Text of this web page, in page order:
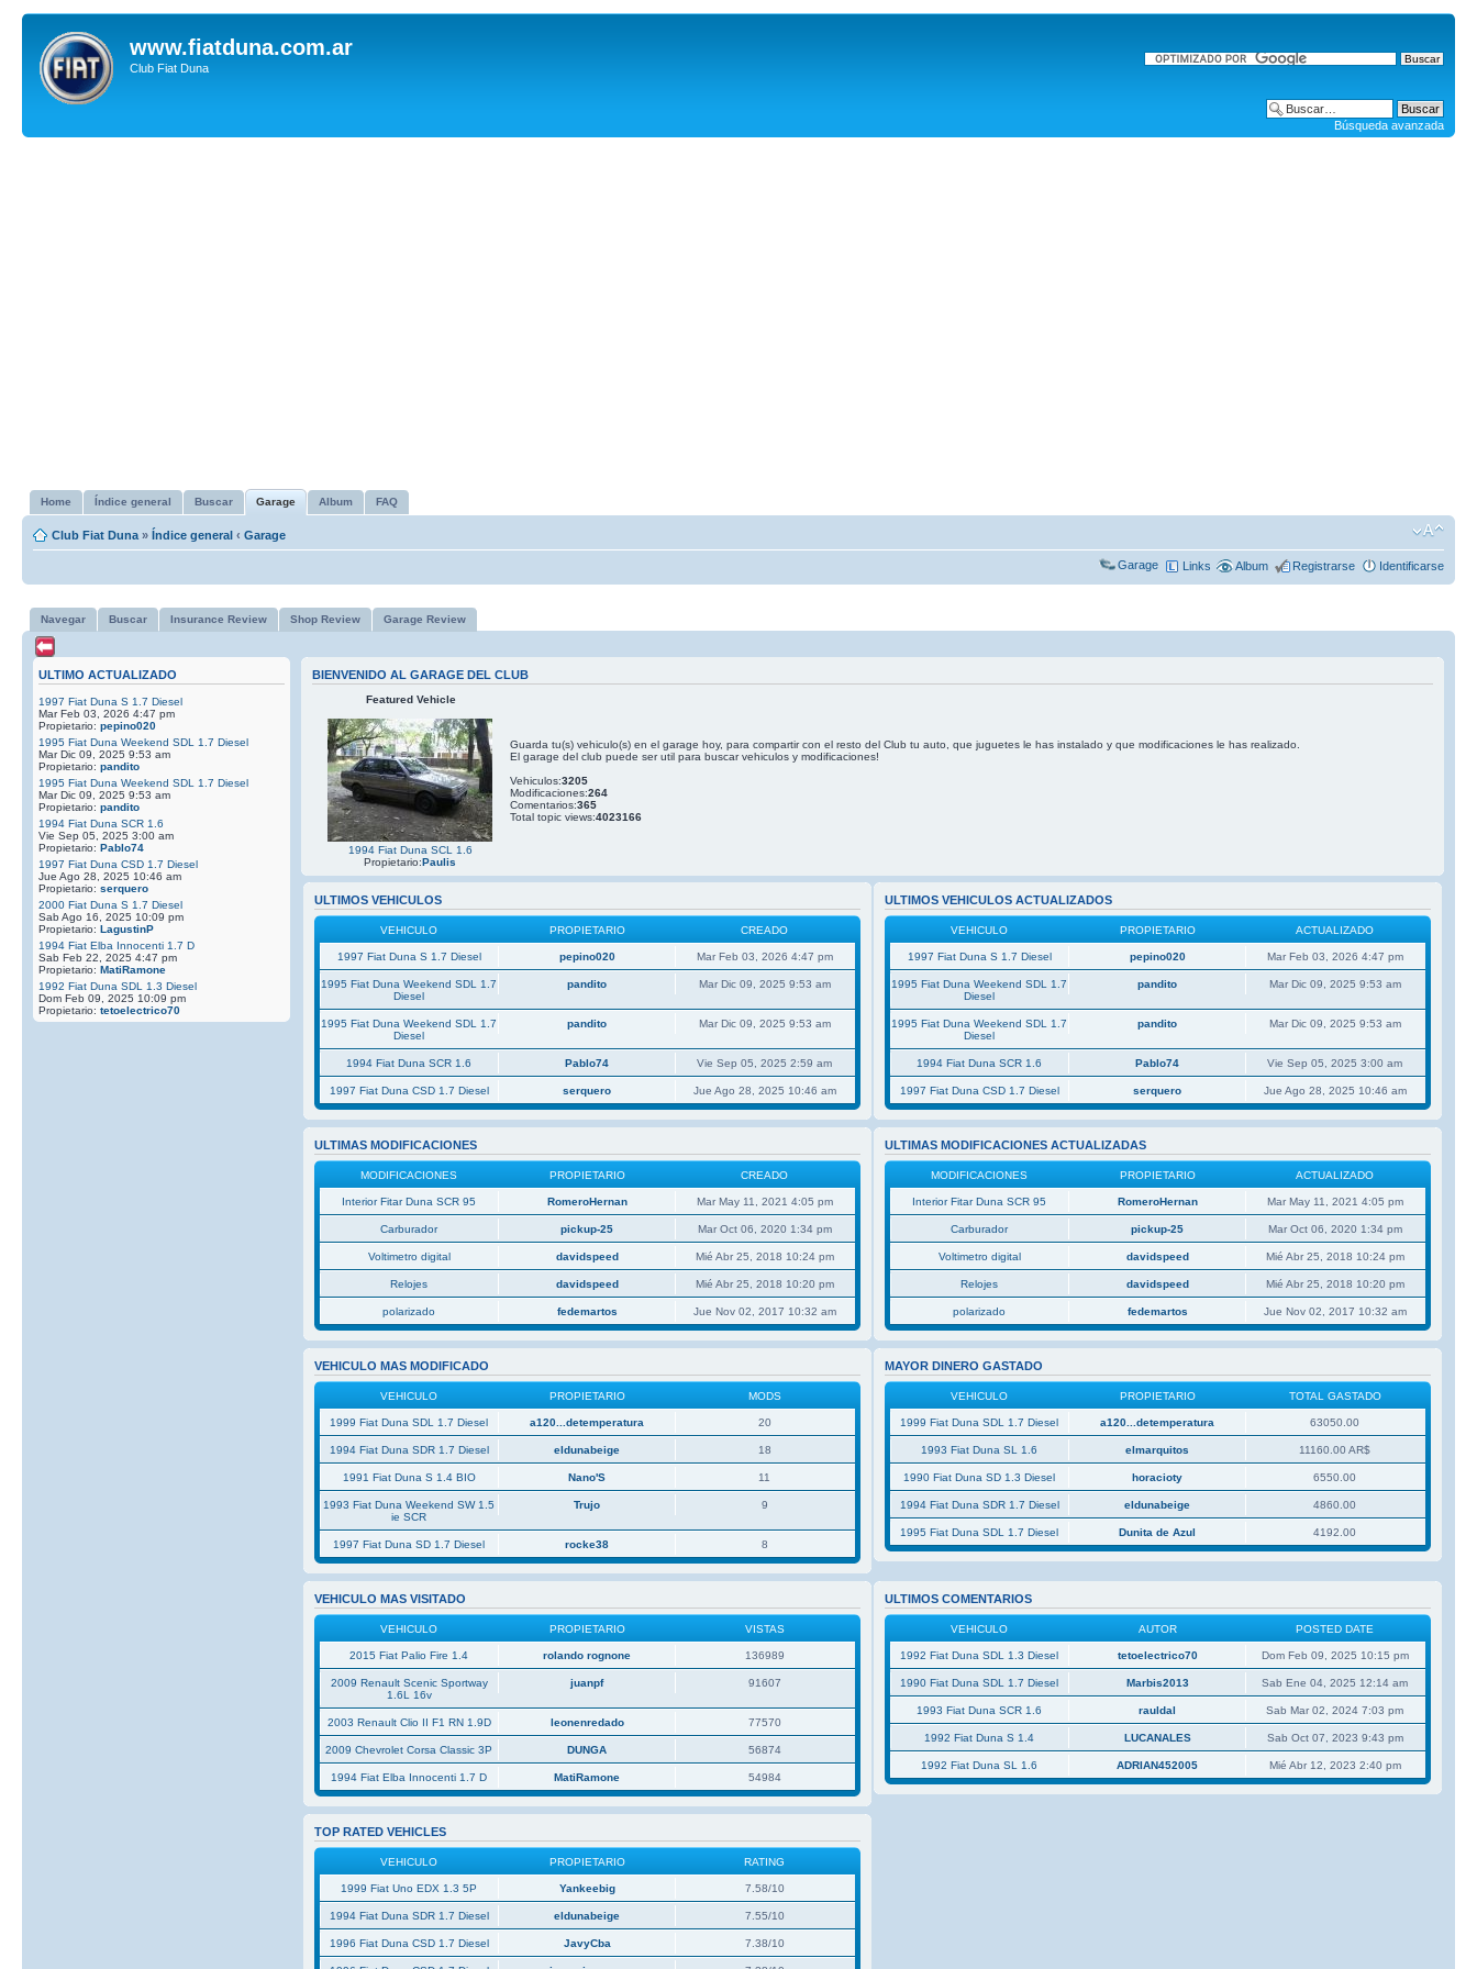
www.fiatduna.com.ar
Club Fiat Duna
Búsqueda avanzada
Home Índice general Buscar Garage Album FAQ
Club Fiat Duna » Índice general ‹ Garage
Garage Links Album Registrarse Identificarse
Navegar Buscar Insurance Review Shop Review Garage Review
ULTIMO ACTUALIZADO
1997 Fiat Duna S 1.7 Diesel
Mar Feb 03, 2026 4:47 pm
Propietario: pepino020
1995 Fiat Duna Weekend SDL 1.7 Diesel
Mar Dic 09, 2025 9:53 am
Propietario: pandito
1995 Fiat Duna Weekend SDL 1.7 Diesel
Mar Dic 09, 2025 9:53 am
Propietario: pandito
1994 Fiat Duna SCR 1.6
Vie Sep 05, 2025 3:00 am
Propietario: Pablo74
1997 Fiat Duna CSD 1.7 Diesel
Jue Ago 28, 2025 10:46 am
Propietario: serquero
2000 Fiat Duna S 1.7 Diesel
Sab Ago 16, 2025 10:09 pm
Propietario: LagustinP
1994 Fiat Elba Innocenti 1.7 D
Sab Feb 22, 2025 4:47 pm
Propietario: MatiRamone
1992 Fiat Duna SDL 1.3 Diesel
Dom Feb 09, 2025 10:09 pm
Propietario: tetoelectrico70
BIENVENIDO AL GARAGE DEL CLUB
Featured Vehicle
1994 Fiat Duna SCL 1.6
Propietario:Paulis
Guarda tu(s) vehiculo(s) en el garage hoy, para compartir con el resto del Club tu auto, que juguetes le has instalado y que modificaciones le has realizado.
El garage del club puede ser util para buscar vehiculos y modificaciones!
Vehiculos:3205
Modificaciones:264
Comentarios:365
Total topic views:4023166
ULTIMOS VEHICULOS
VEHICULO PROPIETARIO CREADO
1997 Fiat Duna S 1.7 Diesel pepino020 Mar Feb 03, 2026 4:47 pm
1995 Fiat Duna Weekend SDL 1.7
Diesel
pandito Mar Dic 09, 2025 9:53 am
1995 Fiat Duna Weekend SDL 1.7
Diesel
pandito Mar Dic 09, 2025 9:53 am
1994 Fiat Duna SCR 1.6 Pablo74 Vie Sep 05, 2025 2:59 am
1997 Fiat Duna CSD 1.7 Diesel serquero Jue Ago 28, 2025 10:46 am
ULTIMOS VEHICULOS ACTUALIZADOS
VEHICULO PROPIETARIO ACTUALIZADO
1997 Fiat Duna S 1.7 Diesel pepino020 Mar Feb 03, 2026 4:47 pm
1995 Fiat Duna Weekend SDL 1.7
Diesel
pandito Mar Dic 09, 2025 9:53 am
1995 Fiat Duna Weekend SDL 1.7
Diesel
pandito Mar Dic 09, 2025 9:53 am
1994 Fiat Duna SCR 1.6 Pablo74 Vie Sep 05, 2025 3:00 am
1997 Fiat Duna CSD 1.7 Diesel serquero Jue Ago 28, 2025 10:46 am
ULTIMAS MODIFICACIONES
MODIFICACIONES PROPIETARIO CREADO
Interior Fitar Duna SCR 95 RomeroHernan Mar May 11, 2021 4:05 pm
Carburador pickup-25 Mar Oct 06, 2020 1:34 pm
Voltimetro digital davidspeed Mié Abr 25, 2018 10:24 pm
Relojes davidspeed Mié Abr 25, 2018 10:20 pm
polarizado fedemartos Jue Nov 02, 2017 10:32 am
ULTIMAS MODIFICACIONES ACTUALIZADAS
MODIFICACIONES PROPIETARIO ACTUALIZADO
Interior Fitar Duna SCR 95 RomeroHernan Mar May 11, 2021 4:05 pm
Carburador pickup-25 Mar Oct 06, 2020 1:34 pm
Voltimetro digital davidspeed Mié Abr 25, 2018 10:24 pm
Relojes davidspeed Mié Abr 25, 2018 10:20 pm
polarizado fedemartos Jue Nov 02, 2017 10:32 am
VEHICULO MAS MODIFICADO
VEHICULO PROPIETARIO MODS
1999 Fiat Duna SDL 1.7 Diesel a120...detemperatura 20
1994 Fiat Duna SDR 1.7 Diesel eldunabeige 18
1991 Fiat Duna S 1.4 BIO Nano'S 11
1993 Fiat Duna Weekend SW 1.5
ie SCR
Trujo 9
1997 Fiat Duna SD 1.7 Diesel rocke38 8
MAYOR DINERO GASTADO
VEHICULO PROPIETARIO TOTAL GASTADO
1999 Fiat Duna SDL 1.7 Diesel a120...detemperatura 63050.00
1993 Fiat Duna SL 1.6 elmarquitos 11160.00 AR$
1990 Fiat Duna SD 1.3 Diesel horacioty 6550.00
1994 Fiat Duna SDR 1.7 Diesel eldunabeige 4860.00
1995 Fiat Duna SDL 1.7 Diesel Dunita de Azul 4192.00
VEHICULO MAS VISITADO
VEHICULO PROPIETARIO VISTAS
2015 Fiat Palio Fire 1.4 rolando rognone 136989
2009 Renault Scenic Sportway
1.6L 16v
juanpf 91607
2003 Renault Clio II F1 RN 1.9D leonenredado 77570
2009 Chevrolet Corsa Classic 3P DUNGA 56874
1994 Fiat Elba Innocenti 1.7 D MatiRamone 54984
ULTIMOS COMENTARIOS
VEHICULO AUTOR POSTED DATE
1992 Fiat Duna SDL 1.3 Diesel tetoelectrico70 Dom Feb 09, 2025 10:15 pm
1990 Fiat Duna SDL 1.7 Diesel Marbis2013 Sab Ene 04, 2025 12:14 am
1993 Fiat Duna SCR 1.6 rauldal Sab Mar 02, 2024 7:03 pm
1992 Fiat Duna S 1.4 LUCANALES Sab Oct 07, 2023 9:43 pm
1992 Fiat Duna SL 1.6 ADRIAN452005 Mié Abr 12, 2023 2:40 pm
TOP RATED VEHICLES
VEHICULO PROPIETARIO RATING
1999 Fiat Uno EDX 1.3 5P Yankeebig 7.58/10
1994 Fiat Duna SDR 1.7 Diesel eldunabeige 7.55/10
1996 Fiat Duna CSD 1.7 Diesel JavyCba 7.38/10